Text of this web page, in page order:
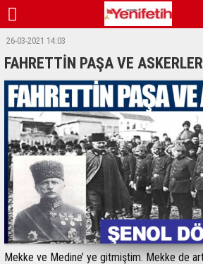
26-03-2021 14:03
FAHRETTİN PAŞA VE
Mekke ve Medine’ ye gitmiştim. Mekke de